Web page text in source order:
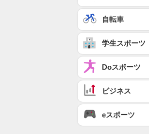
自転車
学生スポーツ
Doスポーツ
ビジネス
eスポーツ